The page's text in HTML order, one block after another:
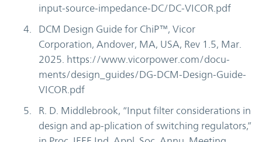
input-source-impedance-DC/DC-VICOR.pdf
DCM Design Guide for ChiP™, Vicor
Corporation, Andover, MA, USA, Rev 1.5, Mar.
2025. https://www.vicorpower.com/docu-
ments/design_guides/DG-DCM-Design-Guide-
VICOR.pdf
R. D. Middlebrook, “Input filter considerations in
design and ap-plication of switching regulators,”